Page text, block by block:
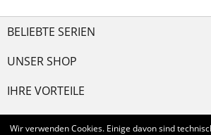
BELIEBTE SERIEN
UNSER SHOP
IHRE VORTEILE
INFORMIERT BLEIBEN
Wir verwenden Cookies. Einige davon sind